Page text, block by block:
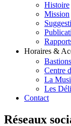
Histoire
Mission
Horaires &
Bastions
Centre
La
Les
Contact
Réseaux